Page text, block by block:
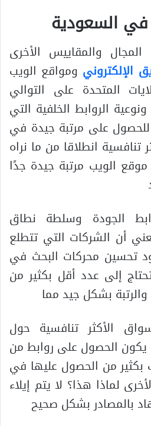
السعودية
والمقاييس الأخرى
الإلكتروني ومواقع الويب
المتحدة على التوالي
الروابط الخلفية التي
على مرتبة جيدة في
تنافسية انطلاقا من ما نراه
الويب مرتبة جيدة جدًا
الجودة وسلطة نطاق
أن الشركات التي تتطلع
تحسين محركات البحث في
إلى عدد أقل بكثير من
والرتبة بشكل جيد مما
الأكثر تنافسية حول
يكون الحصول على روابط من
من الحصول عليها في
لماذا هذا؟ لا يتم إيلاء
بالمصادر بشكل صحيح